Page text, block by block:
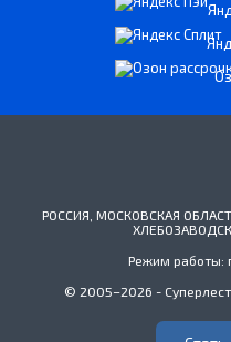
РОССИЯ, МОСКОВСКАЯ
Режим работы:
© 2005–2026 -